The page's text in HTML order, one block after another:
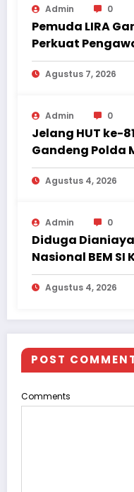
Admin 0
Pemuda LIRA
Perkuat
Pemilu hingga
Agustus 7, 2026
Admin 0
Jelang HUT ke-
Gandeng Polda
Jakarta Tetap
Agustus 4, 2026
Admin 0
Diduga
Nasional BEM
Jambi, Delegasi
LukaAgustus 4, 2026
POST
Comments